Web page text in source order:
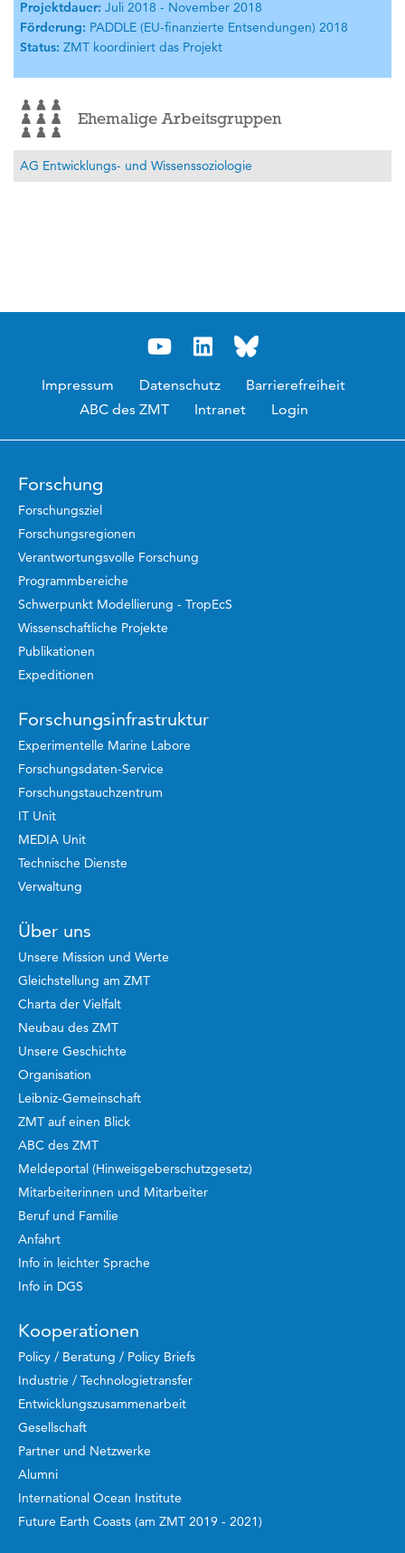
Projektdauer: Juli 2018 - November 2018
Förderung: PADDLE (EU-finanzierte Entsendungen) 2018
Status: ZMT koordiniert das Projekt
Ehemalige Arbeitsgruppen
AG Entwicklungs- und Wissenssoziologie
Impressum Datenschutz
Barrierefreiheit
ABC des ZMT
Intranet Login
Forschung
Forschungsziel
Forschungsregionen
Verantwortungsvolle Forschung
Programmbereiche
Schwerpunkt Modellierung - TropEcS
Wissenschaftliche Projekte
Publikationen
Expeditionen
Forschungsinfrastruktur
Experimentelle Marine Labore
Forschungsdaten-Service
Forschungstauchzentrum
IT Unit
MEDIA Unit
Technische Dienste
Verwaltung
Über uns
Unsere Mission und Werte
Gleichstellung am ZMT
Charta der Vielfalt
Neubau des ZMT
Unsere Geschichte
Organisation
Leibniz-Gemeinschaft
ZMT auf einen Blick
ABC des ZMT
Meldeportal (Hinweisgeberschutzgesetz)
Mitarbeiterinnen und Mitarbeiter
Beruf und Familie
Anfahrt
Info in leichter Sprache
Info in DGS
Kooperationen
Policy / Beratung / Policy Briefs
Industrie / Technologietransfer
Entwicklungszusammenarbeit
Gesellschaft
Partner und Netzwerke
Alumni
International Ocean Institute
Future Earth Coasts (am ZMT 2019 - 2021)